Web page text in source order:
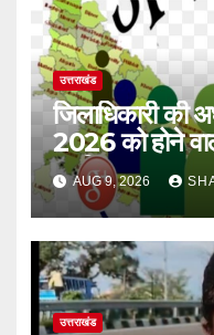
उत्तराखंड
जिलाधिकारी की
2026 को होने
स्थगित
AUG 9, 2026
उत्तराखंड